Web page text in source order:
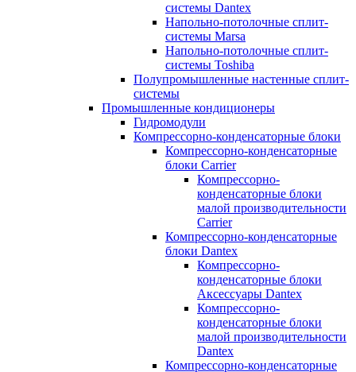
системы Dantex
Напольно-потолочные сплит-
системы Marsa
Напольно-потолочные сплит-
системы Toshiba
Полупромышленные настенные сплит-
системы
Промышленные кондиционеры
Гидромодули
Компрессорно-конденсаторные блоки
Компрессорно-конденсаторные
блоки Carrier
Компрессорно-
конденсаторные блоки
малой производительности
Carrier
Компрессорно-конденсаторные
блоки Dantex
Компрессорно-
конденсаторные блоки
Аксессуары Dantex
Компрессорно-
конденсаторные блоки
малой производительности
Dantex
Компрессорно-конденсаторные